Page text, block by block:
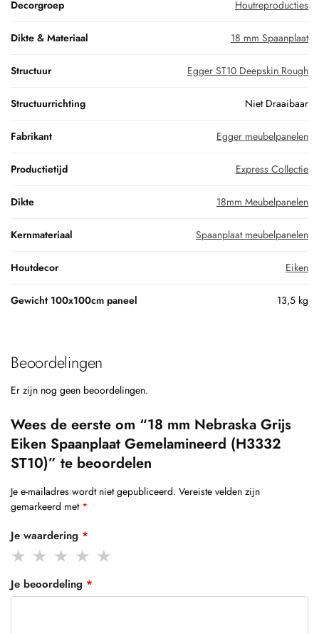
Decorgroep Houtreproducties
Dikte & Materiaal 18 mm Spaanplaat
Structuur Egger ST10 Deepskin Rough
Structuurrichting Niet Draaibaar
Fabrikant Egger meubelpanelen
Productietijd Express Collectie
Dikte 18mm Meubelpanelen
Kernmateriaal Spaanplaat meubelpanelen
Houtdecor Eiken
Gewicht 100x100cm paneel 13,5 kg
Beoordelingen
Er zijn nog geen beoordelingen.
Wees de eerste om “18 mm Nebraska Grijs
Eiken Spaanplaat Gemelamineerd (H3332
ST10)” te beoordelen
Je e-mailadres wordt niet gepubliceerd. Vereiste velden zijn
gemarkeerd met *
Je waardering *
Je beoordeling *